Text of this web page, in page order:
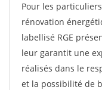
Pour les
rénovation
labellisé RGE
leur garantit une
réalisés dans le
et la possibilité de